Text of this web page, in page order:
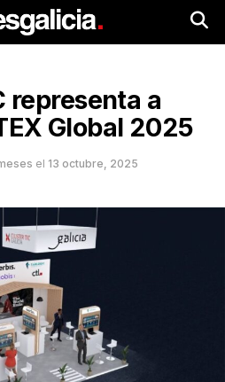
representa a
Global 2025
el 13 octubre, 2025